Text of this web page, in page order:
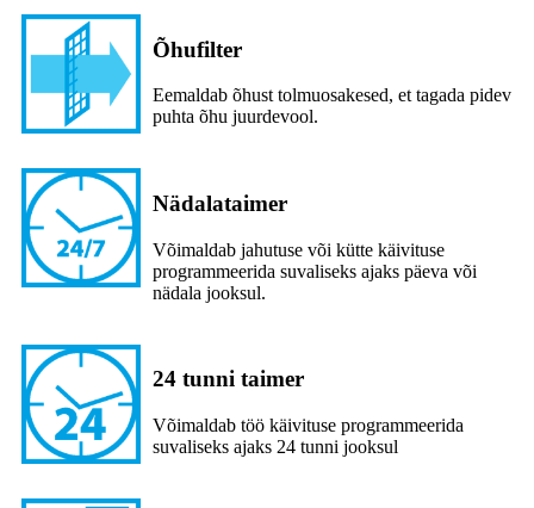
Õhufilter
Eemaldab õhust tolmuosakesed, et tagada pidev
puhta õhu juurdevool.
Nädalataimer
Võimaldab jahutuse või kütte käivituse
programmeerida suvaliseks ajaks päeva või
nädala jooksul.
24 tunni taimer
Võimaldab töö käivituse programmeerida
suvaliseks ajaks 24 tunni jooksul